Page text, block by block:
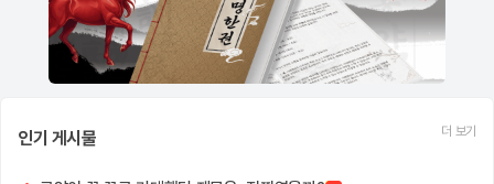
인기 게시물 더 보기